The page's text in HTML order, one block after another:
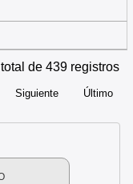
de 439 registros
Siguiente Último